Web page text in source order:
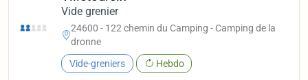
Vide grenier
24600 - 122 chemin du Camping - Camping de la
dronne
Vide-greniers Hebdo